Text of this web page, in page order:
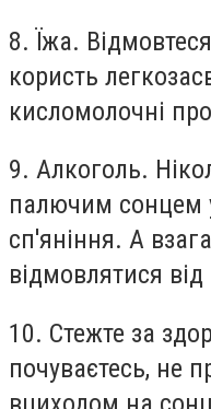
8. Їжа.
користь
кисломолочні
9. Алкоголь.
палючим сонцем
сп'яніння. А
відмовлятися
10. Стежте за
почуваєтесь, не